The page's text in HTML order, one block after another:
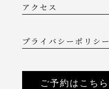
アクセス
プライバシーポリシー
ご予約はこちら